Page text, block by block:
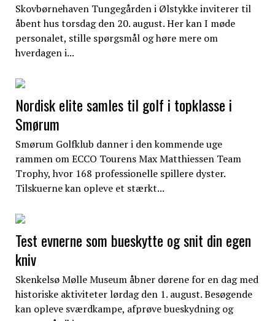
Skovbørnehaven Tungegården i Ølstykke inviterer til
åbent hus torsdag den 20. august. Her kan I møde
personalet, stille spørgsmål og høre mere om
hverdagen i...
Nordisk elite samles til golf i topklasse i
Smørum
Smørum Golfklub danner i den kommende uge
rammen om ECCO Tourens Max Matthiessen Team
Trophy, hvor 168 professionelle spillere dyster.
Tilskuerne kan opleve et stærkt...
Test evnerne som bueskytte og snit din egen
kniv
Skenkelsø Mølle Museum åbner dørene for en dag med
historiske aktiviteter lørdag den 1. august. Besøgende
kan opleve sværdkampe, afprøve bueskydning og